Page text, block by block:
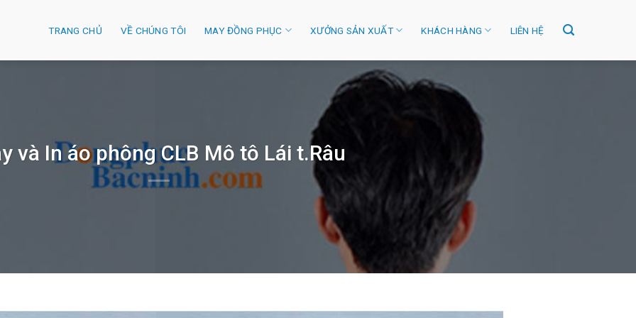
TRANG CHỦ VỀ CHÚNG TÔI MAY ĐỒNG PHỤC XƯỞNG SẢN XUẤT KHÁCH HÀNG LIÊN HỆ
và In áo phông CLB Mô tô Lái t.Râu